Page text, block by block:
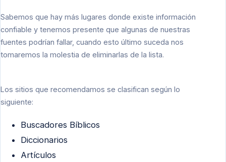
Sabemos que hay más lugares donde existe información
confiable y tenemos presente que algunas de nuestras
fuentes podrían fallar, cuando esto último suceda nos
tomaremos la molestia de eliminarlas de la lista.
Los sitios que recomendamos se clasifican según lo
siguiente:
Buscadores Bíblicos
Diccionarios
Artículos